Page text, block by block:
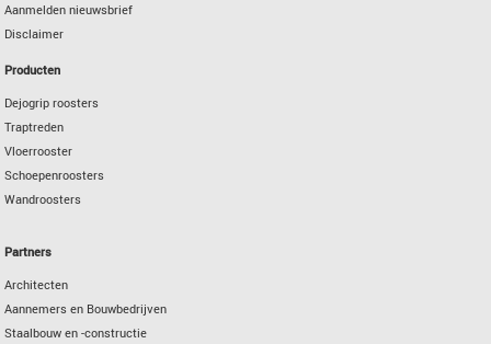
Aanmelden nieuwsbrief
Disclaimer
Producten
Dejogrip roosters
Traptreden
Vloerrooster
Schoepenroosters
Wandroosters
Partners
Architecten
Aannemers en Bouwbedrijven
Staalbouw en -constructie